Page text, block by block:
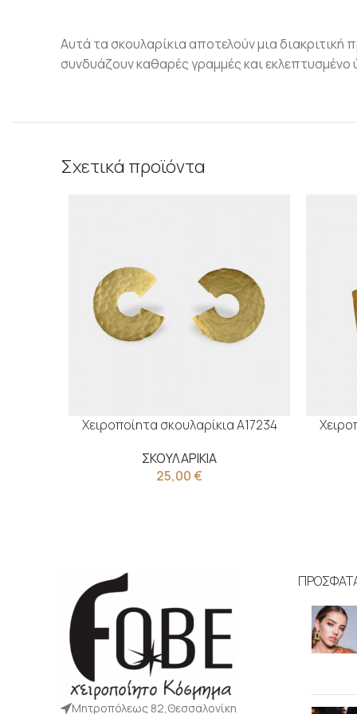
Αυτά τα σκουλαρίκια αποτελούν μια
συνδυάζουν καθαρές γραμμές και
Σχετικά προϊόντα
Χειροποίητα σκουλαρίκια Α17234
ΣΚΟΥΛΑΡΙΚΙΑ
25,00€
Μητροπόλεως 82,Θεσσαλονίκη